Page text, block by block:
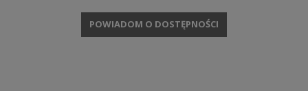
POWIADOM O DOSTĘPNOŚCI